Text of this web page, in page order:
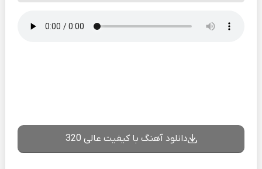
دانلود آهنگ با کیفیت عالی 320